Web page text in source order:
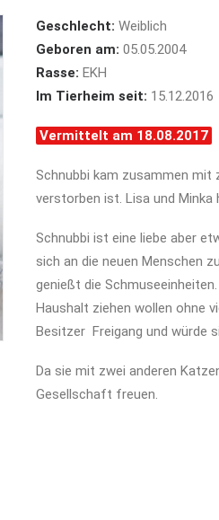
Geschlecht: Weiblich
Geboren am: 05.05.2004
Rasse: EKH
Im Tierheim seit: 15.12.2016
Vermittelt am 18.08.2017
Schnubbi kam zusammen mit
verstorben ist. Lisa und Minka
Schnubbi ist eine liebe aber
sich an die neuen Menschen
genießt die
Haushalt ziehen wollen ohne
Besitzer Freigang und würde
Da sie mit zwei anderen
Gesellschaft freuen.